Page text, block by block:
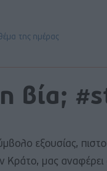
της ημέρας
βία;
εξουσίας,
Κράτο, μας